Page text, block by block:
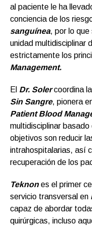
al paciente le ha
conciencia de los
sanguínea, por lo que
unidad multidisciplinar
estrictamente los
Management.
El Dr. Solercoordina la
Sin Sangre, pionera
Patient Blood
multidisciplinar
objetivos son reducir
intrahospitalarias, así
recuperación de los
Teknones el primer
servicio transversal en
capaz de abordar
quirúrgicas, incluso